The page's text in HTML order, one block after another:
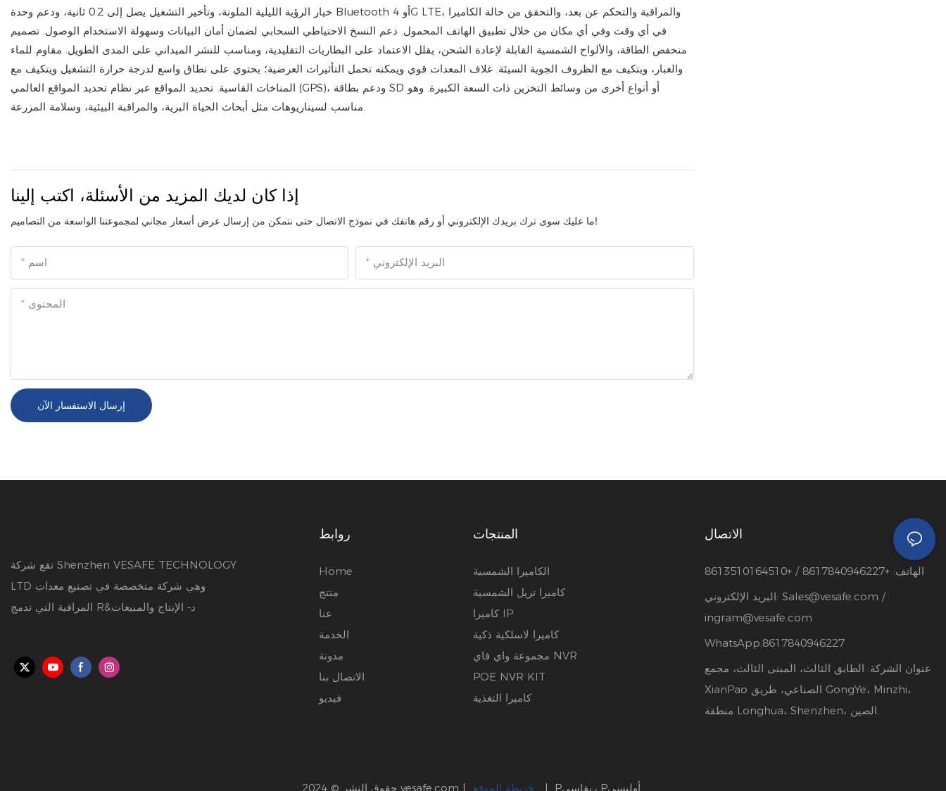
خيار الرؤية الليلية الملونة، وتأخير التشغيل يصل إلى 0.2 ثانية، ودعم وحدة Bluetooth أو 4G LTE، والمراقبة والتحكم عن بعد، والتحقق من حالة الكاميرا
في أي وقت وفي أي مكان من خلال تطبيق الهاتف المحمول. دعم النسخ الاحتياطي السحابي لضمان أمان البيانات وسهولة الاستخدام الوصول. تصميم
منخفض الطاقة، والألواح الشمسية القابلة لإعادة الشحن، يقلل الاعتماد على البطاريات التقليدية، ومناسب للنشر الميداني على المدى الطويل. مقاوم للماء
والغبار، ويتكيف مع الظروف الجوية السيئة. غلاف المعدات قوي ويمكنه تحمل التأثيرات العرضية؛ يحتوي على نطاق واسع لدرجة حرارة التشغيل ويتكيف مع
المناخات القاسية. تحديد المواقع عبر نظام تحديد المواقع العالمي (GPS)، ودعم بطاقة SD أو أنواع أخرى من وسائط التخزين ذات السعة الكبيرة. وهو
مناسب لسيناريوهات مثل أبحاث الحياة البرية، والمراقبة البيئية، وسلامة المزرعة.
إذا كان لديك المزيد من الأسئلة، اكتب إلينا
ما عليك سوى ترك بريدك الإلكتروني أو رقم هاتفك في نموذج الاتصال حتى نتمكن من إرسال عرض أسعار مجاني لمجموعتنا الواسعة من التصاميم!
اسم البريد الإلكتروني
المحتوى
إرسال الاستفسار الآن
تقع شركة Shenzhen VESAFE TECHNOLOGY
LTD وهي شركة متخصصة في تصنيع معدات
روابط
Home
منتج
عنا
الخدمة
مدونة
الاتصال بنا
فيديو
المنتجات
الكاميرا الشمسية
كاميرا تريل الشمسية
كاميرا IP
كاميرا لاسلكية ذكية
مجموعة واي فاي NVR
POE NVR KIT
كاميرا التغذية
الاتصال
الهاتف: +8617840946227 / +8613510164510
البريد الإلكتروني: Sales@vesafe.com /
ingram@vesafe.com
WhatsApp:8617840946227
عنوان الشركة: الطابق الثالث، المبنى الثالث، مجمع
XianPao الصناعي، طريق GongYe، Minzhi،
vesafe.com | | Pريفاسي Pأوليسي